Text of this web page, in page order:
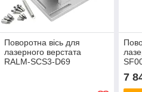
Поворотна вісь для
лазерного верстата
RALM-SCS3-D69
7